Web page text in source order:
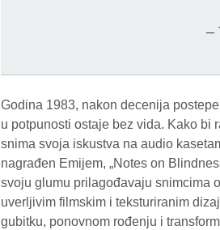
–
Godina 1983, nakon decenija
u potpunosti ostaje bez vida. Kako bi
snima svoja iskustva na audio
nagrađen Emijem, „Notes on
svoju glumu prilagođavaju snimcima
uverljivim filmskim i teksturiranim
gubitku, ponovnom rođenju i